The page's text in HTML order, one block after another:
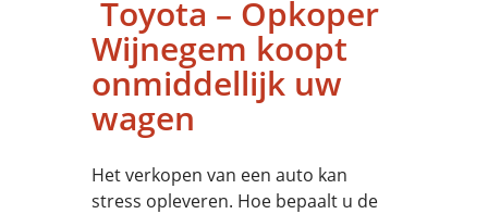
Toyota – Opkoper
Wijnegem koopt
onmiddellijk uw
wagen
Het verkopen van een auto kan
stress opleveren. Hoe bepaalt u de